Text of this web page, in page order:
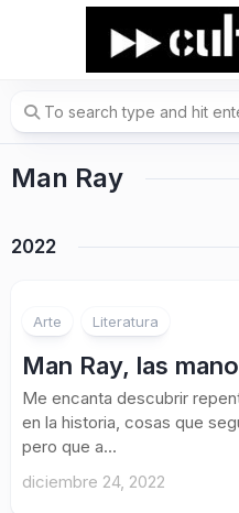
Man Ray
2022
Arte Literatura
Man Ray, las
Me encanta descubrir
en la historia, cosas que
pero que a...
diciembre 24, 2022